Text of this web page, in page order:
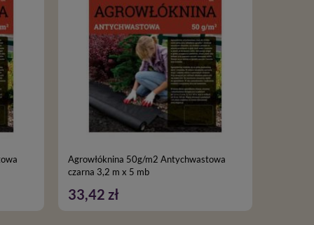
Agrowłóknina 50g/m2 Antychwastowa
czarna 3,2 m x 5 mb
33,42 zł